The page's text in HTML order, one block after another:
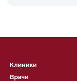
Клиники
Врачи